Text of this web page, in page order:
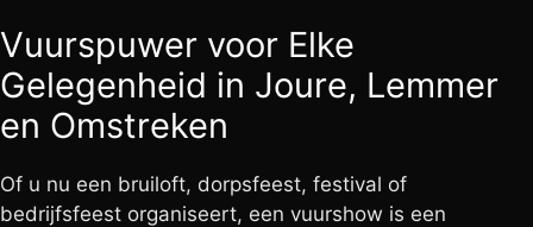
Vuurspuwer voor Elke
Gelegenheid in Joure, Lemmer
en Omstreken
Of u nu een bruiloft, dorpsfeest, festival of
bedrijfsfeest organiseert, een vuurshow is een